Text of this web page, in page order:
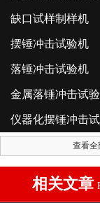
缺口试样制样机
摆锤冲击试验机
落锤冲击试验机
金属落锤冲击试
仪器化摆锤冲击
查看全
相关文章